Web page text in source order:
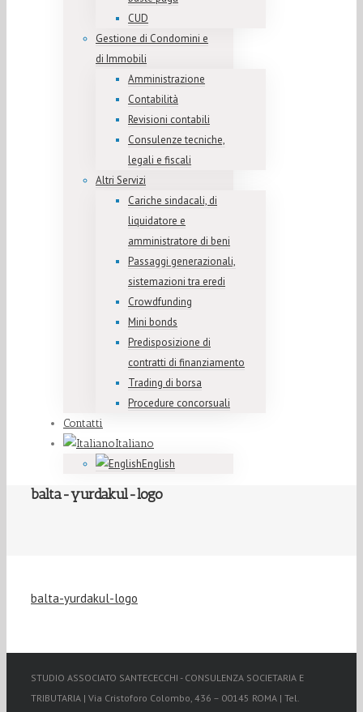
CUD
Gestione di Condomini e
di Immobili
Amministrazione
Contabilità
Revisioni contabili
Consulenze tecniche,
legali e fiscali
Altri Servizi
Cariche sindacali, di
liquidatore e
amministratore di beni
Passaggi generazionali,
sistemazioni tra eredi
Crowdfunding
Mini bonds
Predisposizione di
contratti di finanziamento
Trading di borsa
Procedure concorsuali
Contatti
Italiano
English
balta-yurdakul-logo
balta-yurdakul-logo
STUDIO ASSOCIATO SANTECECCHI - CONSULENZA SOCIETARIA E
TRIBUTARIA | Via Cristoforo Colombo, 436 – 00145 ROMA | Tel.